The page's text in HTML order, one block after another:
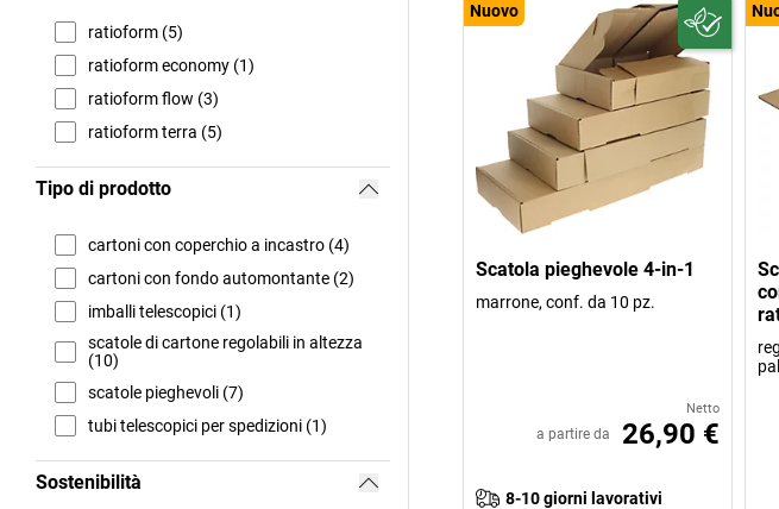
ratioform (5)
ratioform economy (1)
ratioform flow (3)
ratioform terra (5)
Tipo di prodotto
cartoni con coperchio a incastro (4)
cartoni con fondo automontante (2)
imballi telescopici (1)
scatole di cartone regolabili in altezza
(10)
scatole pieghevoli (7)
tubi telescopici per spedizioni (1)
Sostenibilità
Nuovo
Scatola pieghevole 4-in-1
marrone, conf. da 10 pz.
Netto
a partire da 26,90 €
8-10 giorni lavorativi